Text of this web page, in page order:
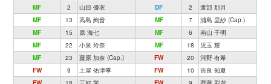
MF
2 山田 優衣 DF 2
渡部 那月
MF
13 高島 絢音 MF 7
浦島 里紗 (Cap.)
MF
15 原 海七 MF 6
南山 千明
MF
22 小泉 玲奈 MF 18
児玉 耀
MF
23 藤原 加奈 (Cap.) FW 20
河野 有希
FW
9 土屋 佑津季 FW 10
吉良 知夏